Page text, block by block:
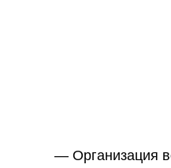
— Организация